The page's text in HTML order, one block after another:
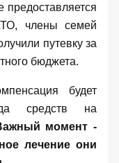
предоставляется
члены семей
путевку за
бюджета.
будет
средств на
момент -
лечение они